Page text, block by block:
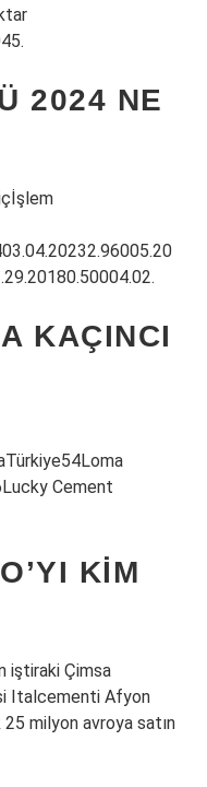
2024 NE
KAÇINCI
Cement
KIM
iştiraki Çimsa
Italcementi Afyon
25 milyon avroya satın